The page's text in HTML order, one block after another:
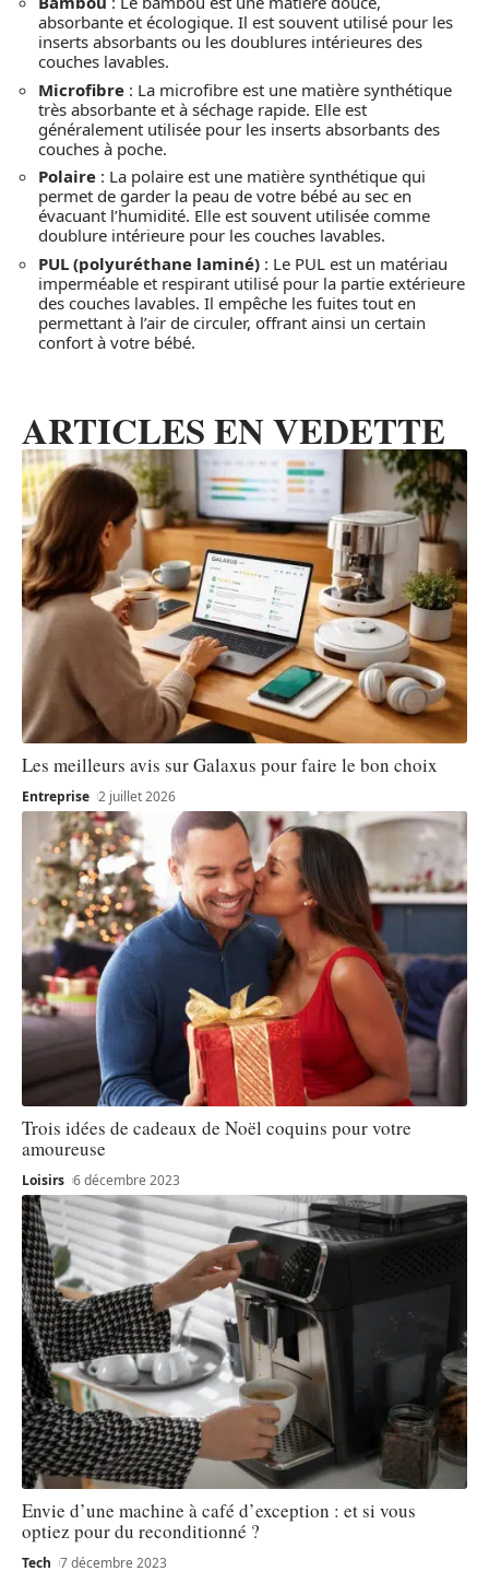
absorbante et écologique. Il est souvent utilisé pour les
inserts absorbants ou les doublures intérieures des
couches lavables.
Microfibre : La microfibre est une matière synthétique
très absorbante et à séchage rapide. Elle est
généralement utilisée pour les inserts absorbants des
couches à poche.
Polaire : La polaire est une matière synthétique qui
permet de garder la peau de votre bébé au sec en
évacuant l’humidité. Elle est souvent utilisée comme
doublure intérieure pour les couches lavables.
PUL (polyuréthane laminé) : Le PUL est un matériau
imperméable et respirant utilisé pour la partie extérieure
des couches lavables. Il empêche les fuites tout en
permettant à l’air de circuler, offrant ainsi un certain
confort à votre bébé.
ARTICLES EN VEDETTE
Les meilleurs avis sur Galaxus pour faire le bon choix
Entreprise 2 juillet 2026
Trois idées de cadeaux de Noël coquins pour votre
amoureuse
Loisirs 6 décembre 2023
Envie d’une machine à café d’exception : et si vous
optiez pour du reconditionné ?
Tech 7 décembre 2023